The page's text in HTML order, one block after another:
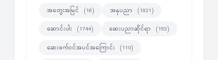
အတွေးအမြင် (18) အနုပညာ (1921)
ဆောင်းပါး (1744) ဆေးပညာဆိုင်ရာ (193)
ဆေးဖက်ဝင်အပင်အကြောင်း (110)